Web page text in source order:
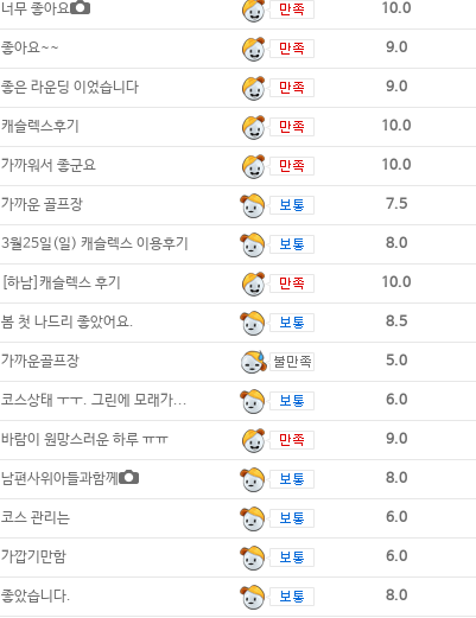
너무 좋아요 10.0
좋아요~~ 9.0
좋은 라운딩 이었습니다 9.0
캐슬렉스후기 10.0
가까워서 좋군요 10.0
가까운 골프장 7.5
3월25일(일) 캐슬렉스 이용후기 8.0
[하남]캐슬렉스 후기 10.0
봄 첫 나드리 좋았어요. 8.5
가까운골프장 5.0
코스상태 ㅜㅜ. 그린에 모래가... 6.0
바람이 원망스러운 하루 ㅠㅠ 9.0
남편사위아들과함께 8.0
코스 관리는 6.0
가깝기만함 6.0
좋았습니다. 8.0